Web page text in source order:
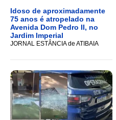
Idoso de aproximadamente
75 anos é atropelado na
Avenida Dom Pedro II, no
Jardim Imperial
JORNAL ESTÂNCIA de ATIBAIA